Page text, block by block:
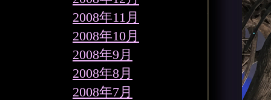
2008年11月
2008年10月
2008年9月
2008年8月
2008年7月